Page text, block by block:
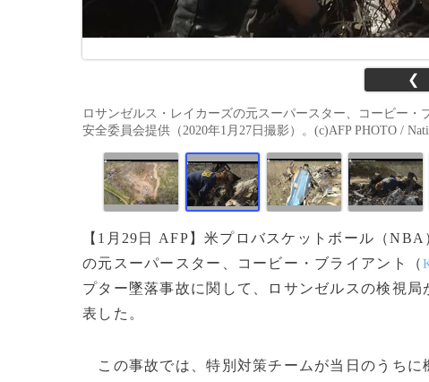
❮
ロサンゼルス・レイカーズの元スーパースター、コービー
安全委員会提供（2020年1月27日撮影）。(c)AFP PHOTO /
【1月29日 AFP】米プロバスケットボール（
の元スーパースター、コービー・ブライアント（
プター墜落事故に関して、ロサンゼルスの検視
表した。
この事故では、特別対策チームが当日のうちに